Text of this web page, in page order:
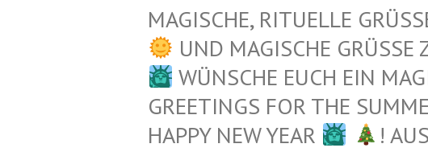
MAGISCHE, RITUELLE
UND MAGISCHE
WÜNSCHE EUCH EIN
GREETINGS FOR THE
HAPPY NEW YEAR
!